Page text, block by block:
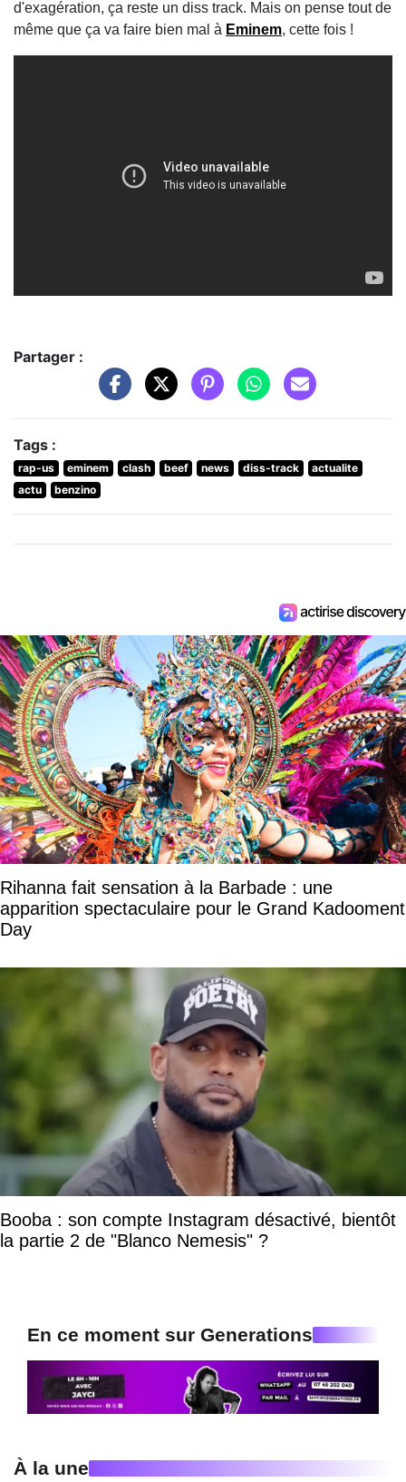
d'exagération, ça reste un diss track. Mais on pense tout de
même que ça va faire bien mal à Eminem, cette fois !
Partager :
Tags :
rap-us eminem clash beef news diss-track
actualite
actu
benzino
Rihanna fait sensation à la Barbade : une
apparition spectaculaire pour le Grand Kadooment
Day
Booba : son compte Instagram désactivé, bientôt
la partie 2 de "Blanco Nemesis" ?
En ce moment sur Generations
À la une